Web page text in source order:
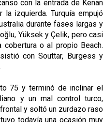
con la entrada de Kenan
izquierda. Turquía empujó
durante fases largas y
Yüksek y Çelik, pero casi
cobertura o al propio Beach.
con Souttar, Burgess y
75 y terminó de inclinar el
y un mal control turco,
y soltó un zurdazo raso
todavía una ocasión muy